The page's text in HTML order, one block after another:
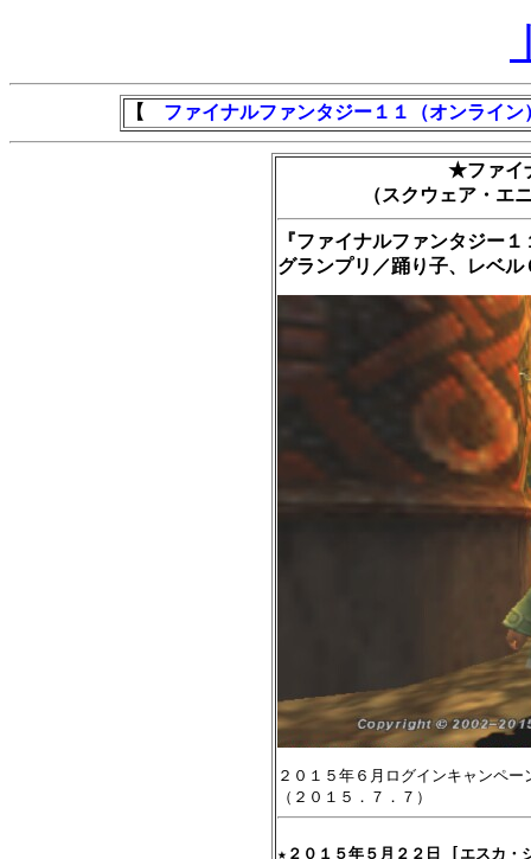
【 ファイナルファンタジー１１（オンライン
★ファイ
（スクウェア・エ
『ファイナルファンタジー
グランプリ／踊り子、レベル
２０１５年６月ログインキャンペ
★ ２０１５年５月２２日 [エスカ